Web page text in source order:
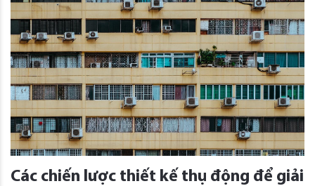
Các chiến lược thiết kế thụ động để giải